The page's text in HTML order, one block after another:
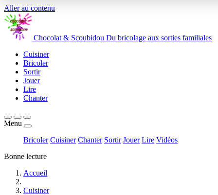
Aller au contenu
Chocolat & Scoubidou Du bricolage aux sorties familiales
Cuisiner
Bricoler
Sortir
Jouer
Lire
Chanter
Menu
Bricoler Cuisiner Chanter Sortir Jouer Lire Vidéos
Bonne lecture
Accueil
Cuisiner